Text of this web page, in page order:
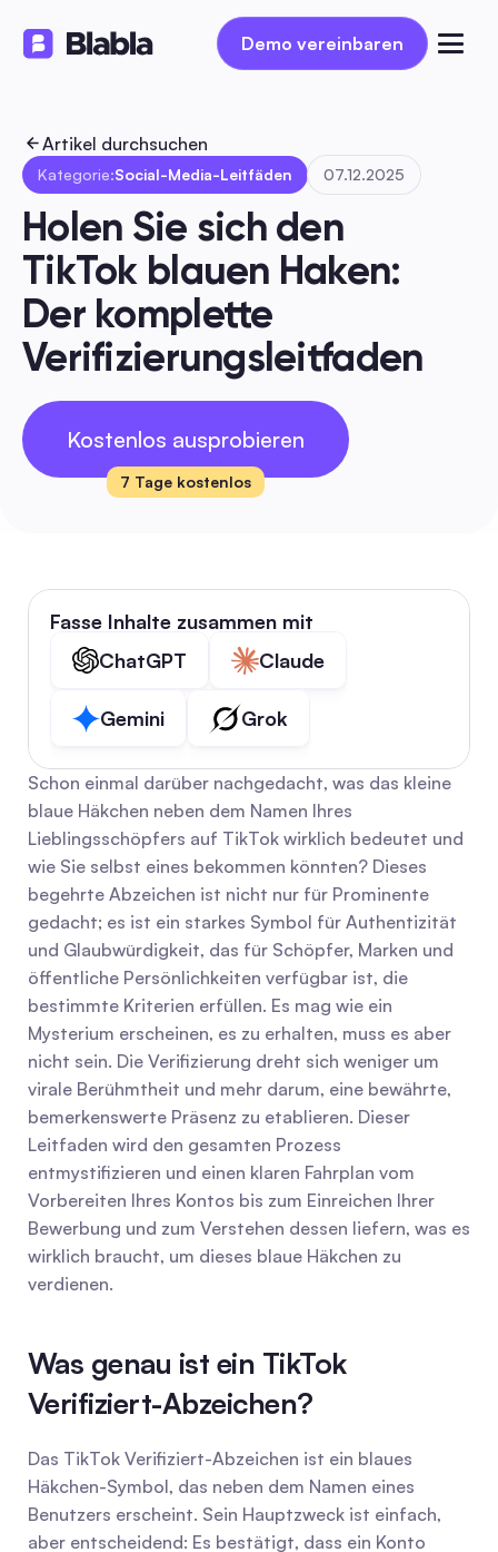
Demo vereinbaren
Demo vereinbaren
Artikel durchsuchen
Kategorie:Social-Media-Leitfäden 07.12.2025
Holen Sie sich den
TikTok blauen Haken:
Der komplette
Verifizierungsleitfaden
Kostenlos ausprobieren
7 Tage kostenlos
Fasse Inhalte zusammen mit
ChatGPT
Claude
Gemini Grok
Schon einmal darüber nachgedacht, was das kleine
blaue Häkchen neben dem Namen Ihres
Lieblingsschöpfers auf TikTok wirklich bedeutet und
wie Sie selbst eines bekommen könnten? Dieses
begehrte Abzeichen ist nicht nur für Prominente
gedacht; es ist ein starkes Symbol für Authentizität
und Glaubwürdigkeit, das für Schöpfer, Marken und
öffentliche Persönlichkeiten verfügbar ist, die
bestimmte Kriterien erfüllen. Es mag wie ein
Mysterium erscheinen, es zu erhalten, muss es aber
nicht sein. Die Verifizierung dreht sich weniger um
virale Berühmtheit und mehr darum, eine bewährte,
bemerkenswerte Präsenz zu etablieren. Dieser
Leitfaden wird den gesamten Prozess
entmystifizieren und einen klaren Fahrplan vom
Vorbereiten Ihres Kontos bis zum Einreichen Ihrer
Bewerbung und zum Verstehen dessen liefern, was es
wirklich braucht, um dieses blaue Häkchen zu
verdienen.
Was genau ist ein TikTok
Verifiziert-Abzeichen?
Das TikTok Verifiziert-Abzeichen ist ein blaues
Häkchen-Symbol, das neben dem Namen eines
Benutzers erscheint. Sein Hauptzweck ist einfach,
aber entscheidend: Es bestätigt, dass ein Konto